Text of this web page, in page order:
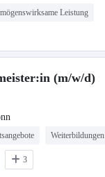
Leistung
(m/w/d)
Weiterbildungen
3